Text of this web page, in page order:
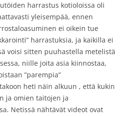
harrastus kotioloissa oli
yleisempää, ennen
ei oikein tue
harrastuksia, ja kaikilla ei
voisi sitten puuhastella metelistä
niille joita asia kiinnostaa,
”parempia”
heti näin alkuun , että kukin
ja omien taitojen ja
Netissä nähtävät videot ovat